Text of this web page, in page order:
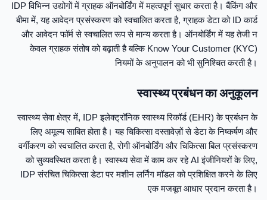
IDP विभिन्न उद्योगों में ग्राहक ऑनबोर्डिंग में महत्वपूर्ण सुधार करता है। बैंकिंग और
बीमा में, यह आवेदन प्रसंस्करण को स्वचालित करता है, ग्राहक डेटा को ID कार्ड
और आवेदन फॉर्म से स्वचालित रूप से मान्य करता है। ऑनबोर्डिंग में यह तेजी न
केवल ग्राहक संतोष को बढ़ाती है बल्कि Know Your Customer (KYC)
नियमों के अनुपालन को भी सुनिश्चित करती है।
स्वास्थ्य प्रबंधन का अनुकूलन
स्वास्थ्य सेवा क्षेत्र में, IDP इलेक्ट्रॉनिक स्वास्थ्य रिकॉर्ड (EHR) के प्रबंधन के
लिए अमूल्य साबित होता है। यह चिकित्सा दस्तावेज़ों से डेटा के निष्कर्षण और
वर्गीकरण को स्वचालित करता है, रोगी ऑनबोर्डिंग और चिकित्सा बिल प्रसंस्करण
को सुव्यवस्थित करता है। स्वास्थ्य सेवा में काम कर रहे AI इंजीनियरों के लिए,
IDP संरचित चिकित्सा डेटा पर मशीन लर्निंग मॉडल को प्रशिक्षित करने के लिए
एक मजबूत आधार प्रदान करता है।